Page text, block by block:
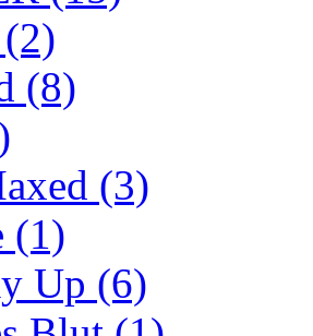
(2)
(8)
(3)
(1)
Up (6)